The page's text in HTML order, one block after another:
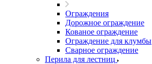
Ограждения
Дорожное ограждение
Кованое ограждение
Ограждение для клумбы
Сварное ограждение
Перила для лестниц